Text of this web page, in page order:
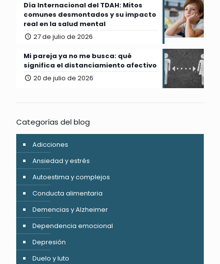
Día Internacional del TDAH: Mitos
comunes desmontados y su impacto
real en la salud mental
27 de julio de 2026
Mi pareja ya no me busca: qué
significa el distanciamiento afectivo
20 de julio de 2026
Categorías del blog
Adicciones
Ansiedad y estrés
Autoestima y complejos
Conducta alimentaria
Demencias y Alzheimer
Dependencia emocional
Depresión
Duelo y luto